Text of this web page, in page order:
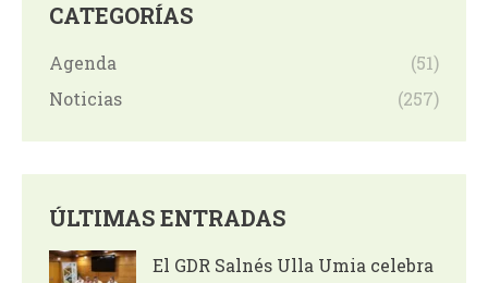
CATEGORÍAS
Agenda
(51)
Noticias
(257)
ÚLTIMAS ENTRADAS
El GDR Salnés Ulla Umia celebra